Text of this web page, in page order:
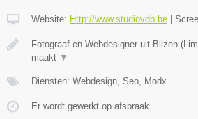
Website: Http://www.studiovdb.be
Fotograaf en Webdesigner uit Bilzen
maakt ▼
Diensten: Webdesign, Seo, Modx
Er wordt gewerkt op afspraak.